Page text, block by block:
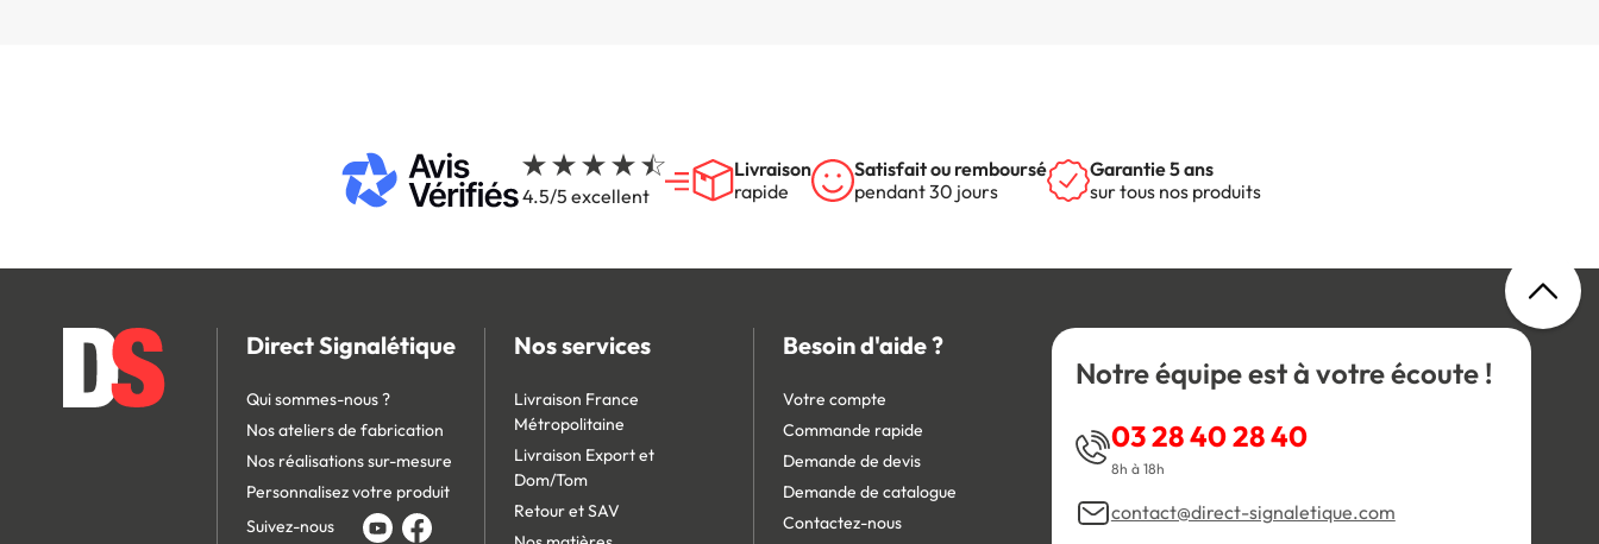
4.5/5 excellent
Livraison
rapide
Satisfait ou remboursé
pendant 30 jours
Garantie 5 ans
sur tous nos produits
Direct Signalétique
Qui sommes-nous ?
Nos ateliers de fabrication
Nos réalisations sur-mesure
Personnalisez votre produit
Suivez-nous
Nos services
Livraison France
Métropolitaine
Livraison Export et
Dom/Tom
Retour et SAV
Besoin d'aide ?
Votre compte
Commande rapide
Demande de devis
Demande de catalogue
Contactez-nous
Notre équipe est à votre écoute !
03 28 40 28 40
8h à 18h
contact@direct-signaletique.com